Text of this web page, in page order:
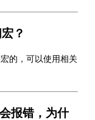
？
的，可以使用相关
报错，为什